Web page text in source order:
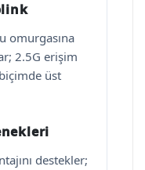
omurgasına
2.5G erişim
üst
destekler;